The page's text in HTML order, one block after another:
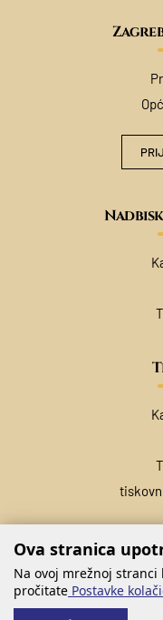
Ova stranica
Na ovoj mrežnoj stranci
pročitate Postavke